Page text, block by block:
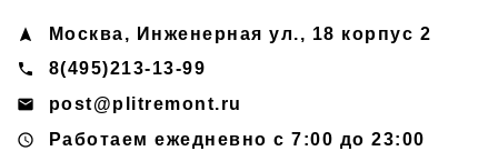
navigation Москва, Инженерная ул., 18 корпус 2
phone 8(495)213-13-99
email post@plitremont.ru
access_time Работаем ежедневно c 7:00 до 23:00